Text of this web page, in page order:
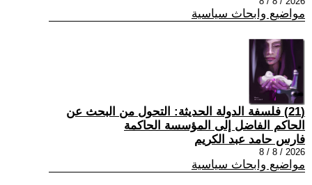
مواضيع وابحاث سياسية
(21) فلسفة الدولة الحديثة: التحول من البحث عن
الحاكم الفاضل إلى المؤسسة الحاكمة
فارس حامد عبد الكريم
2026 / 8 / 8
مواضيع وابحاث سياسية